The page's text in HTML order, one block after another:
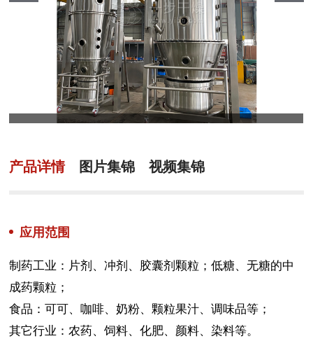
产品详情 图片集锦 视频集锦
应用范围
制药工业：片剂、冲剂、胶囊剂颗粒；低糖、无糖的中
成药颗粒；
食品：可可、咖啡、奶粉、颗粒果汁、调味品等；
其它行业：农药、饲料、化肥、颜料、染料等。